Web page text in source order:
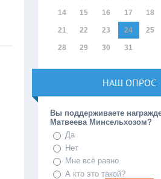
14 15 16 17 18
21 22 23 24 25
28 29 30 31
НАШ ОПРОС
Вы поддерживаете
Матвеева Минсельхозом?
Да
Нет
Мне всё равно
А кто это такой?